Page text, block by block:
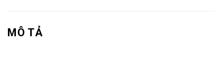
MÔ TẢ